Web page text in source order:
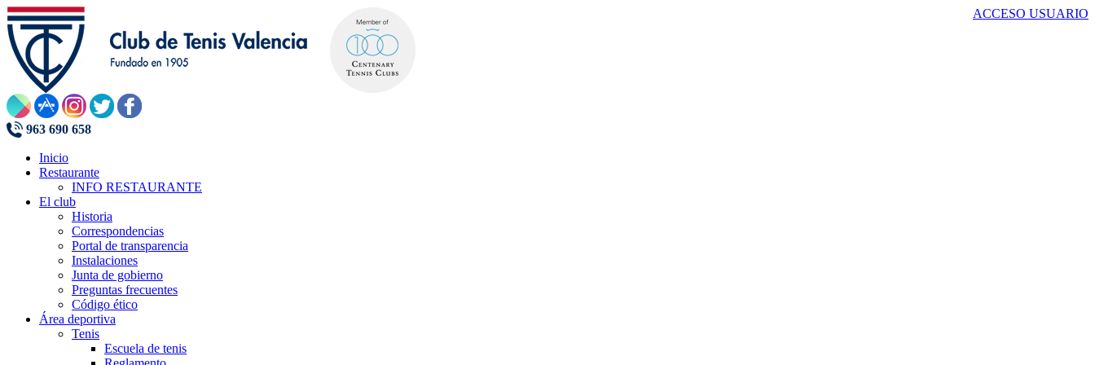
ACCESO USUARIO
963 690 658
Inicio
Restaurante
INFO RESTAURANTE
El club
Historia
Correspondencias
Portal de transparencia
Instalaciones
Junta de gobierno
Preguntas frecuentes
Código ético
Área deportiva
Tenis
Escuela de tenis